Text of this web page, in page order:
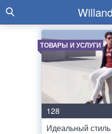
ТОВАРЫ И УСЛУГИ
128
Идеальный